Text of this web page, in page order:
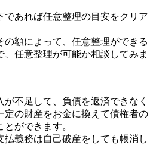
であれば任意整理の目安をクリア
額によって、任意整理ができる
任意整理が可能か相談してみま
不足して、負債を返済できなく
定の財産をお金に換えて債権者の
ができます。
払義務は自己破産をしても帳消し